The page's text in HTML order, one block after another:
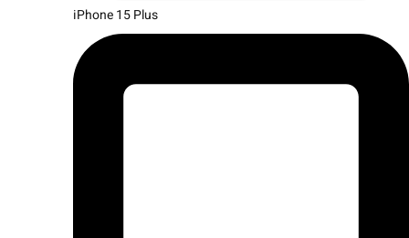
iPhone 15 Plus